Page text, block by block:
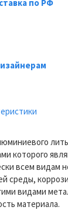
по РФ
которого
всем видам
среды,
видами
материала.